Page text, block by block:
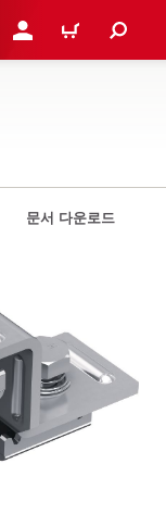
로그인 또는 회원가입
장바구니
문서 다운로드